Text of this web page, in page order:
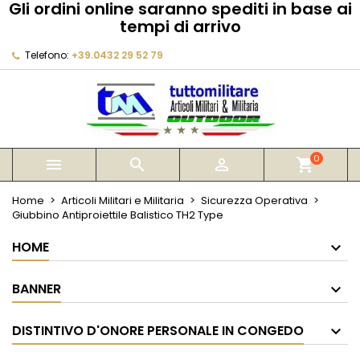
Gli ordini online saranno spediti in base ai
tempi di arrivo
Telefono: +39.0432 29 52 79
   shopping_cart0
Home Articoli Militari e Militaria
Sicurezza Operativa
Giubbino Antiproiettile Balistico TH2 Type
HOME
BANNER
DISTINTIVO D'ONORE PERSONALE IN CONGEDO
My wishlists
add_circle_outline Create new list
Crea lista dei desideri
Annulla Crea lista dei desideri
Devi avere effettuato l'accesso per salvare dei
prodotti nella tua lista dei desideri.
Annulla